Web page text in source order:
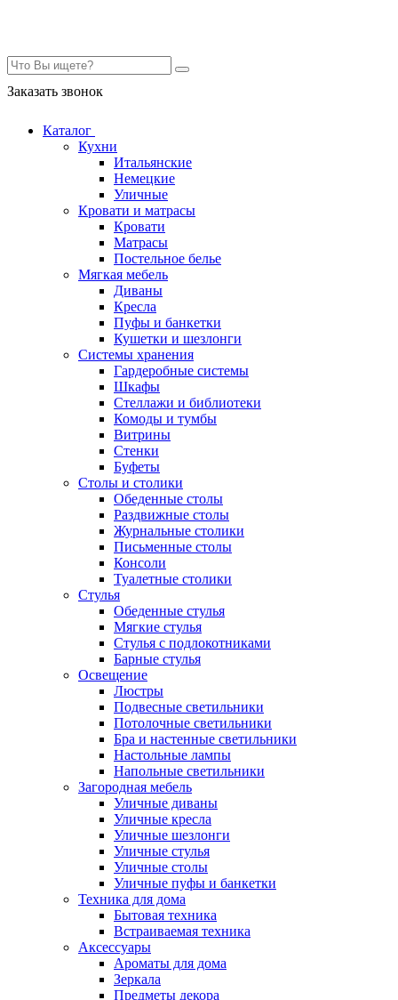
Заказать звонок
Каталог
Кухни
Итальянские
Немецкие
Уличные
Кровати и матрасы
Кровати
Матрасы
Постельное белье
Мягкая мебель
Диваны
Кресла
Пуфы и банкетки
Кушетки и шезлонги
Системы хранения
Гардеробные системы
Шкафы
Стеллажи и библиотеки
Комоды и тумбы
Витрины
Стенки
Буфеты
Столы и столики
Обеденные столы
Раздвижные столы
Журнальные столики
Письменные столы
Консоли
Туалетные столики
Стулья
Обеденные стулья
Мягкие стулья
Стулья с подлокотниками
Барные стулья
Освещение
Люстры
Подвесные светильники
Потолочные светильники
Бра и настенные светильники
Настольные лампы
Напольные светильники
Загородная мебель
Уличные диваны
Уличные кресла
Уличные шезлонги
Уличные стулья
Уличные столы
Уличные пуфы и банкетки
Техника для дома
Бытовая техника
Встраиваемая техника
Аксессуары
Ароматы для дома
Зеркала
Предметы декора